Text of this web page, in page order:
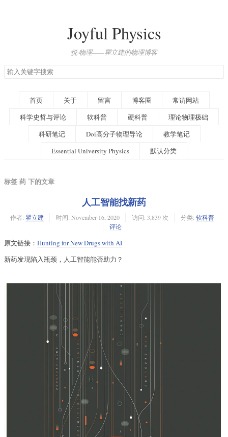
Joyful Physics
悦·物理——瞿立建的物理博客
搜
首页 关于 留言 博客圈
常访网站
科学史哲与评论
软科普 硬科普
理论物理极础
科研笔记
Doi高分子物理导论
教学笔记
Essential University Physics
默认分类
标签 药 下的文章
人工智能找新药
作者: 瞿立建 时间: November 16, 2020 访问: 3,839 次 分类: 软科普
评论
原文链接： Hunting for New Drugs with AI
新药发现陷入瓶颈，人工智能能否助力？